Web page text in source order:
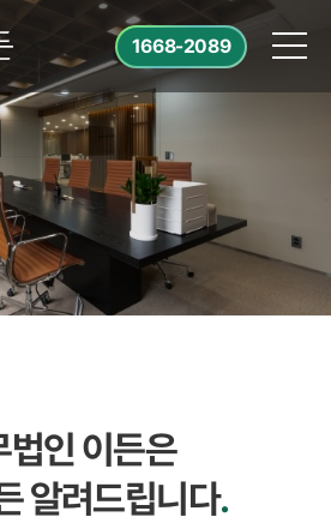
1668-2089
법인 이든은
알려드립니다.